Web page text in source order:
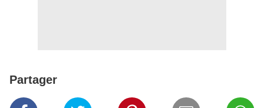
Partager